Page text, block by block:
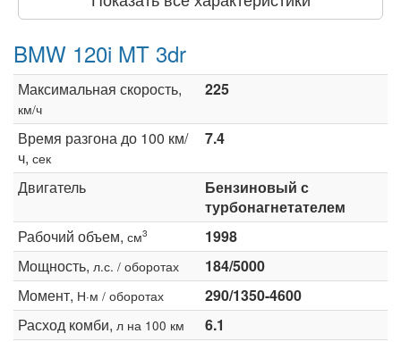
BMW 120i MT 3dr
Максимальная скорость,
км/ч
225
Время разгона до 100 км/
ч, сек
7.4
Двигатель
Бензиновый с
турбонагнетателем
Рабочий объем, см3
1998
Мощность, л.с. / оборотах
184/5000
Момент, Н·м / оборотах
290/1350-4600
Расход комби, л на 100 км
6.1